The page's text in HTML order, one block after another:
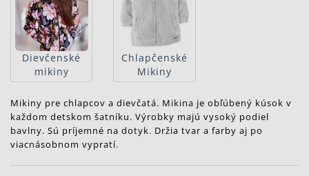
Dievčenské
mikiny
Chlapčenské
Mikiny
Mikiny pre chlapcov a dievčatá. Mikina je obľúbený kúsok v
každom detskom šatníku. Výrobky majú vysoký podiel
bavlny. Sú príjemné na dotyk. Držia tvar a farby aj po
viacnásobnom vypratí.